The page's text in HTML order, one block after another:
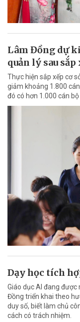
Lâm Đồng dự
quản lý sau sắp
Thực hiện sắp xếp cơ
giảm khoảng 1.800
đó có hơn 1.000 cán bộ
Dạy học tích
Giáo dục AI đang được
Đồng triển khai theo
duy số, biết làm chủ
cách có trách nhiệm.